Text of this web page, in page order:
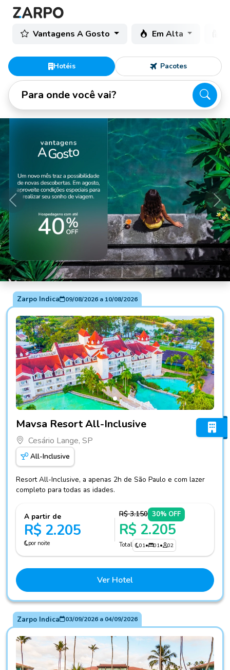
Vantagens A Gosto Em Alta
Hotéis Pacotes
Para onde você vai?
Anterior
Zarpo Indica 09/08/2026a 10/08/2026
Mavsa Resort All-Inclusive
Cesário Lange, SP
All-Inclusive
Resort All-Inclusive, a apenas 2h de São Paulo e com lazer
completo para todas as idades.
A partir de
R$ 2.205
por noite
R$ 3.150 30% OFF
R$ 2.205
Total 01• 01• 02
Ver Hotel
Zarpo Indica 03/09/2026a 04/09/2026